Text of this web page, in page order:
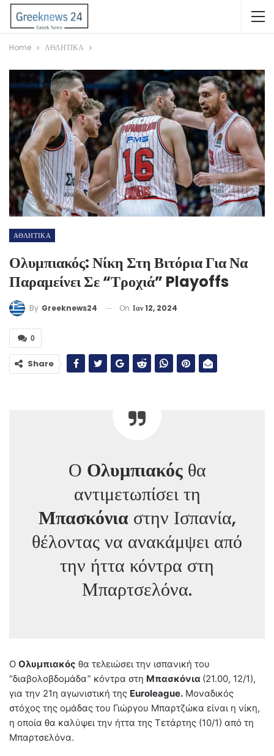
Home ΑΘΛΗΤΙΚΑ
ΑΘΛΗΤΙΚΑ
Ολυμπιακός: Νίκη Στη Βιτόρια Για Να
Παραμείνει Σε “τροχιά” Playoffs
By Greeknews24 On Ιαν 12, 2024
0
Share
Ο Ολυμπιακόςθα
αντιμετωπίσει τη
Μπασκόνιαστην Ισπανία,
θέλοντας να ανακάμψει από
την ήττα κόντρα στη
Μπαρτσελόνα.
Ο Ολυμπιακός θα τελειώσει την ισπανική του
“διαβολοβδομάδα” κόντρα στη Μπασκόνια (21.00, 12/1),
για την 21η αγωνιστική της Euroleague. Μοναδικός
στόχος της ομάδας του Γιώργου Μπαρτζώκα είναι η νίκη,
η οποία θα καλύψει την ήττα της Τετάρτης (10/1) από τη
Μπαρτσελόνα.